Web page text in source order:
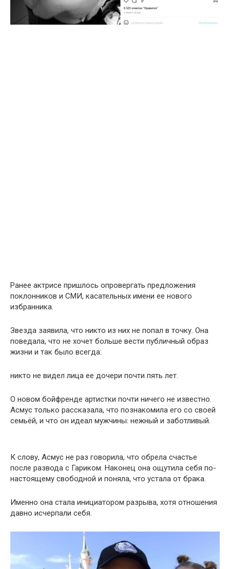
Ранее актрисе пришлось опровергать предложения
поклонников и СМИ, касательных имени ее нового
избранника.
Звезда заявила, что никто из них не попал в точку. Она
поведала, что не хочет больше вести публичный образ
жизни и так было всегда:
никто не видел лица ее дочери почти пять лет.
О новом бойфренде артистки почти ничего не известно.
Асмус только рассказала, что познакомила его со своей
семьёй, и что он идеал мужчины: нежный и заботливый.
К слову, Асмус не раз говорила, что обрела счастье
после развода с Гариком. Наконец она ощутила себя по-
настоящему свободной и поняла, что устала от брака.
Именно она стала инициатором разрыва, хотя отношения
давно исчерпали себя.